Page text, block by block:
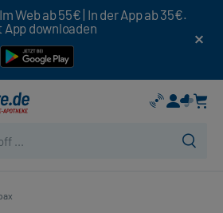
Web ab 55€ | In der App ab 35€.
downloaden